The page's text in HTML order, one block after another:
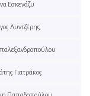
Εσκενάζυ
Λυντζέρης
Γιατράκος